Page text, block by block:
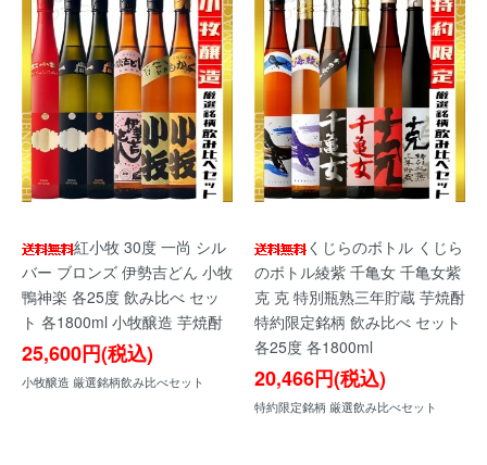
紅小牧 30度 一尚 シル
バー ブロンズ 伊勢吉どん 小牧
鴨神楽 各25度 飲み比べ セッ
ト 各1800ml 小牧醸造 芋焼酎
25,600円(税込)
小牧醸造 厳選銘柄飲み比べセット
くじらのボトル くじら
のボトル綾紫 千亀女 千亀女紫
克 克 特別瓶熟三年貯蔵 芋焼酎
特約限定銘柄 飲み比べ セット
各25度 各1800ml
20,466円(税込)
特約限定銘柄 厳選飲み比べセット